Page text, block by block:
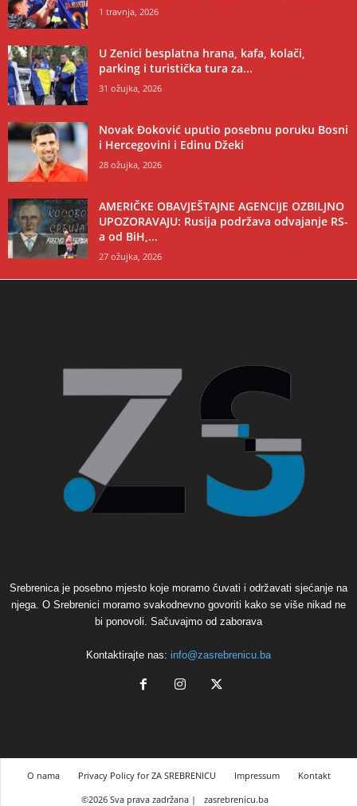
1 travnja, 2026
U Zenici besplatna hrana, kafa, kolači,
parking i turistička tura za...
31 ožujka, 2026
Novak Đoković uputio posebnu poruku Bosni
i Hercegovini i Edinu Džeki
28 ožujka, 2026
AMERIČKE OBAVJEŠTAJNE AGENCIJE OZBILJNO
UPOZORAVAJU: Rusija podržava odvajanje RS-
a od BiH,...
27 ožujka, 2026
Srebrenica je posebno mjesto koje moramo čuvati i održavati sjećanje na
njega. O Srebrenici moramo svakodnevno govoriti kako se više nikad ne
bi ponovoli. Sačuvajmo od zaborava
Kontaktirajte nas: info@zasrebrenicu.ba
O nama Privacy Policy for ZA SREBRENICU Impressum
Kontakt
©2026 Sva prava zadržana |
zasrebrenicu.ba